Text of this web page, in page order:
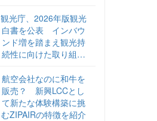
観光庁、2026年版観光
白書を公表 インバウ
ンド増を踏まえ観光持
続性に向けた取り組み
航空会社なのに和牛を
販売？ 新興LCCとし
て新たな体験構築に挑
むZIPAIRの特徴を紹介